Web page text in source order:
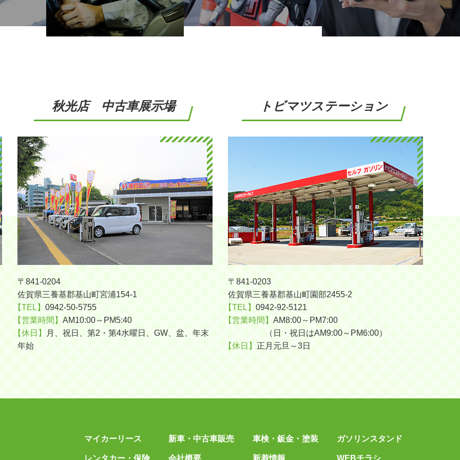
秋光店 中古車展示場
〒841-0204
佐賀県三養基郡基山町宮浦154-1
【TEL】 0942-50-5755
【営業時間】 AM10:00～PM5:40
【休日】
月、祝日、第2・第4水曜日、GW、盆、年末
年始
トビマツステーション
〒841-0203
佐賀県三養基郡基山町園部2455-2
【TEL】 0942-92-5121
【営業時間】 AM8:00～PM7:00
（日・祝日はAM9:00～PM6:00）
【休日】 正月元旦～3日
マイカーリース 新車・中古車販売 車検・鈑金・塗装 ガソリンスタンド
レンタカー・保険 会社概要 新着情報 WEBチラシ